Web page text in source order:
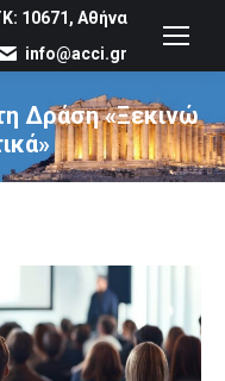
10671, Αθήνα
info@acci.gr
Δράση «Ξεκινώ
here: